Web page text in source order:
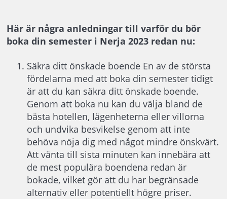
Här är några anledningar till varför du bör
boka din semester i Nerja 2023 redan nu:
Säkra ditt önskade boende En av de största
fördelarna med att boka din semester tidigt
är att du kan säkra ditt önskade boende.
Genom att boka nu kan du välja bland de
bästa hotellen, lägenheterna eller villorna
och undvika besvikelse genom att inte
behöva nöja dig med något mindre önskvärt.
Att vänta till sista minuten kan innebära att
de mest populära boendena redan är
bokade, vilket gör att du har begränsade
alternativ eller potentiellt högre priser.